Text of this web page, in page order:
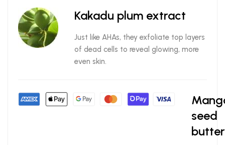
Kakadu plum extract
Just like AHAs, they exfoliate top layers
of dead cells to reveal glowing, more
even skin.
seed
butter